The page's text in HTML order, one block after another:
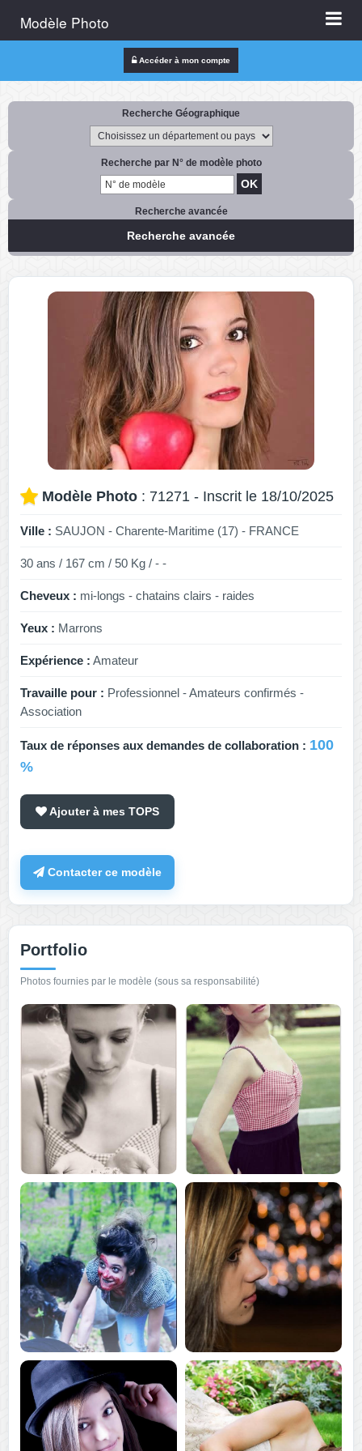
Modèle Photo
Accéder à mon compte
Recherche Géographique
Recherche par N° de modèle photo
Recherche avancée
Recherche avancée
Modèle Photo : 71271 - Inscrit le 18/10/2025
Ville : SAUJON - Charente-Maritime (17) - FRANCE
30 ans / 167 cm / 50 Kg / - -
Cheveux : mi-longs - chatains clairs - raides
Yeux : Marrons
Expérience : Amateur
Travaille pour : Professionnel - Amateurs confirmés -
Association
Taux de réponses aux demandes de collaboration : 100
%
Ajouter à mes TOPS
Contacter ce modèle
Portfolio
Photos fournies par le modèle (sous sa responsabilité)